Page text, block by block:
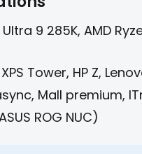
9 285K, AMD
Tower, HP Z,
Mall premium,
ROG NUC)